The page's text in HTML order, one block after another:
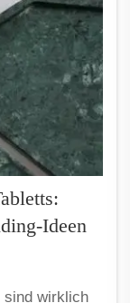
Ideen
sind wirklich